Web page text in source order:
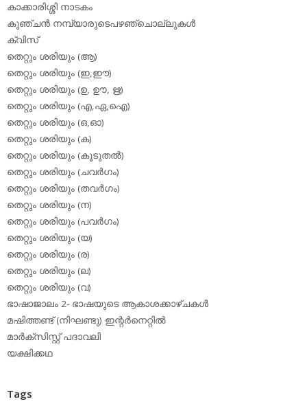
കാക്കാരിശ്ശി നാടകം
കുഞ്ചന്‍ നമ്പ്യാരുടെപഴഞ്ചൊല്ലുകള്‍
ക്വിസ്
തെറ്റും ശരിയും (ആ)
തെറ്റും ശരിയും (ഇ,ഈ)
തെറ്റും ശരിയും (ഉ, ഊ, ഋ)
തെറ്റും ശരിയും (എ,ഏ,ഐ)
തെറ്റും ശരിയും (ഒ,ഓ)
തെറ്റും ശരിയും (ക)
തെറ്റും ശരിയും (കൂടുതല്‍)
തെറ്റും ശരിയും (ചവര്‍ഗം)
തെറ്റും ശരിയും (തവര്‍ഗം)
തെറ്റും ശരിയും (ന)
തെറ്റും ശരിയും (പവര്‍ഗം)
തെറ്റും ശരിയും (യ)
തെറ്റും ശരിയും (ര)
തെറ്റും ശരിയും (ല)
തെറ്റും ശരിയും (വ)
ഭാഷാജാലം 2- ഭാഷയുടെ ആകാശക്കാഴ്ചകള്‍
മഷിത്തണ്ട് (നിഘണ്ടു) ഇന്റര്‍നെറ്റില്‍
മാര്‍ക്‌സിസ്റ്റ് പദാവലി
യക്ഷിക്കഥ
Tags